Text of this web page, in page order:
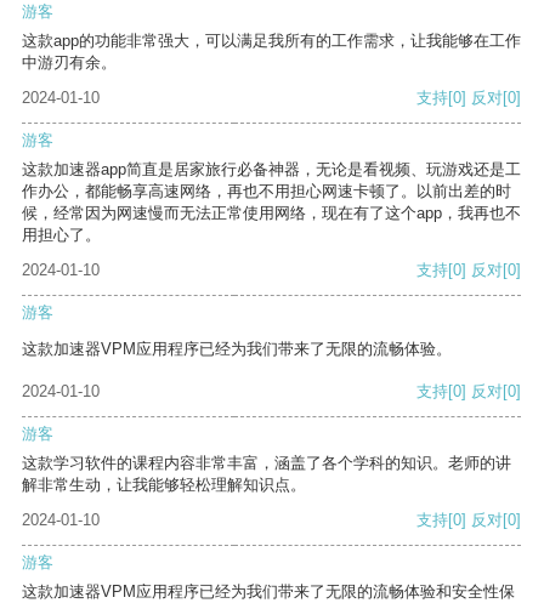
游客
这款app的功能非常强大，可以满足我所有的工作需求，让我能够在工作
中游刃有余。
2024-01-10
支持[0] 反对[0]
游客
这款加速器app简直是居家旅行必备神器，无论是看视频、玩游戏还是工
作办公，都能畅享高速网络，再也不用担心网速卡顿了。以前出差的时
候，经常因为网速慢而无法正常使用网络，现在有了这个app，我再也不
用担心了。
2024-01-10
支持[0] 反对[0]
游客
这款加速器VPM应用程序已经为我们带来了无限的流畅体验。
2024-01-10 支持[0] 反对[0]
游客
这款学习软件的课程内容非常丰富，涵盖了各个学科的知识。老师的讲
解非常生动，让我能够轻松理解知识点。
2024-01-10
支持[0] 反对[0]
游客
这款加速器VPM应用程序已经为我们带来了无限的流畅体验和安全性保